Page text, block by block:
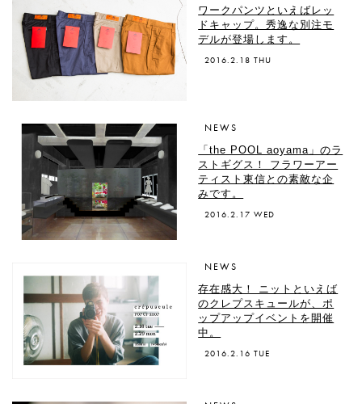
ワークパンツといえばレッ
ドキャップ。秀逸な別注モ
デルが登場します。
2016.2.18 THU
NEWS
「the POOL aoyama」のラ
ストギグス！ フラワーアー
ティスト東信との素敵な企
みです。
2016.2.17 WED
NEWS
存在感大！ ニットといえば
のクレプスキュールが、ポ
ップアップイベントを開催
中。
2016.2.16 TUE